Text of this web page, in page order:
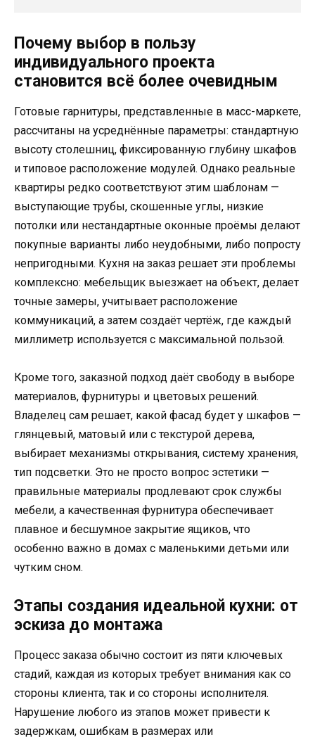
Почему выбор в пользу
индивидуального проекта
становится всё более очевидным
Готовые гарнитуры, представленные в масс-маркете,
рассчитаны на усреднённые параметры: стандартную
высоту столешниц, фиксированную глубину шкафов
и типовое расположение модулей. Однако реальные
квартиры редко соответствуют этим шаблонам —
выступающие трубы, скошенные углы, низкие
потолки или нестандартные оконные проёмы делают
покупные варианты либо неудобными, либо попросту
непригодными. Кухня на заказ решает эти проблемы
комплексно: мебельщик выезжает на объект, делает
точные замеры, учитывает расположение
коммуникаций, а затем создаёт чертёж, где каждый
миллиметр используется с максимальной пользой.
Кроме того, заказной подход даёт свободу в выборе
материалов, фурнитуры и цветовых решений.
Владелец сам решает, какой фасад будет у шкафов —
глянцевый, матовый или с текстурой дерева,
выбирает механизмы открывания, систему хранения,
тип подсветки. Это не просто вопрос эстетики —
правильные материалы продлевают срок службы
мебели, а качественная фурнитура обеспечивает
плавное и бесшумное закрытие ящиков, что
особенно важно в домах с маленькими детьми или
чутким сном.
Этапы создания идеальной кухни: от
эскиза до монтажа
Процесс заказа обычно состоит из пяти ключевых
стадий, каждая из которых требует внимания как со
стороны клиента, так и со стороны исполнителя.
Нарушение любого из этапов может привести к
задержкам, ошибкам в размерах или